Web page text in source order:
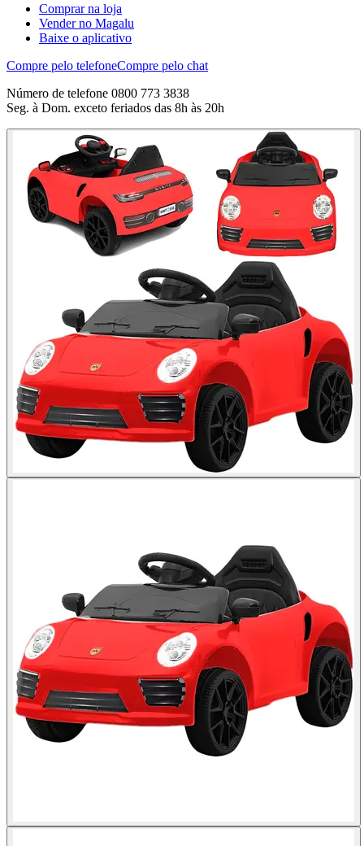
Comprar na loja
Vender no Magalu
Baixe o aplicativo
Compre pelo telefoneCompre pelo chat
Número de telefone 0800 773 3838
Seg. à Dom. exceto feriados das 8h às 20h